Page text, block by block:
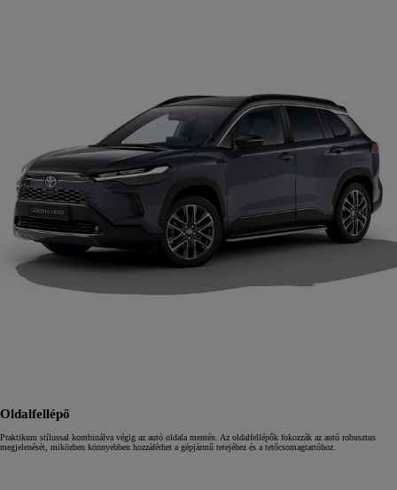
Oldalfellépő
Praktikum stílussal kombinálva végig az autó oldala mentén. Az oldalfellépők fokozzák az autó robusztus
megjelenését, miközben könnyebben hozzáférhet a gépjármű tetejéhez és a tetőcsomagtartóhoz.